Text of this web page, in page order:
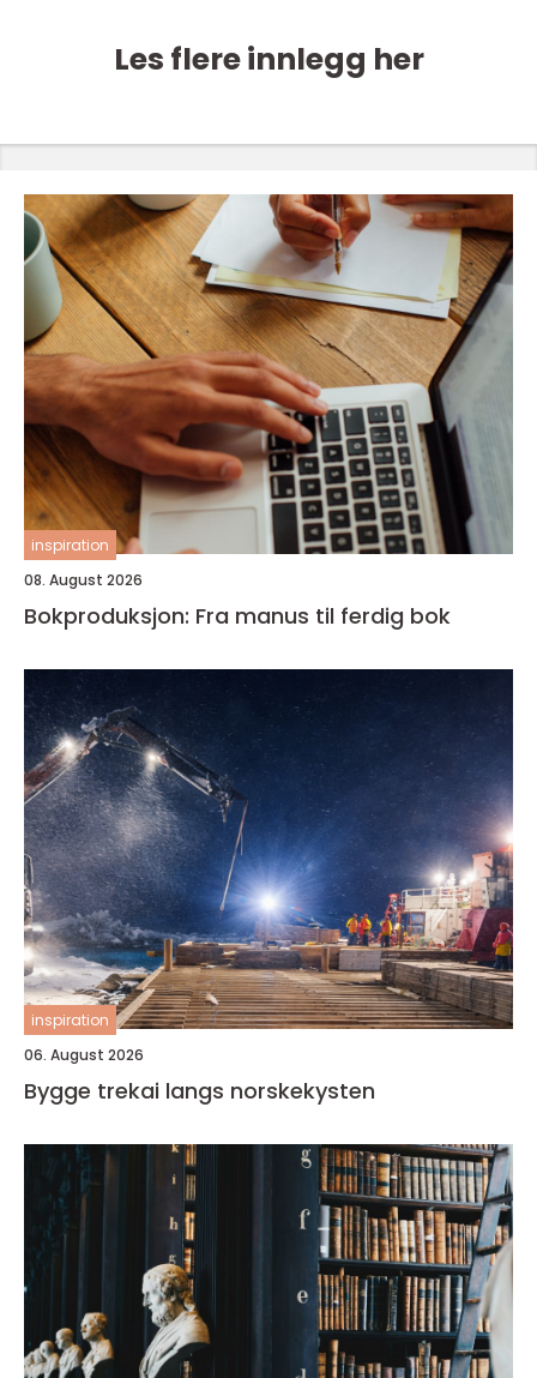
Les flere innlegg her
inspiration
08. August 2026
Bokproduksjon: Fra manus til ferdig bok
inspiration
06. August 2026
Bygge trekai langs norskekysten